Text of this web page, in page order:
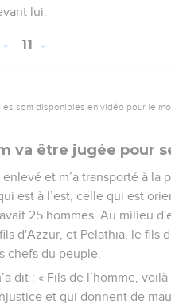
lui.
11
sont disponibles en vidéo pour le
va être jugée pour
enlevé et m’a transporté à la
est à l’est, celle qui est
25 hommes. Au milieu
d'Azzur, et Pelathia, le fils
chefs du peuple.
dit : « Fils de l’homme,
et qui donnent de